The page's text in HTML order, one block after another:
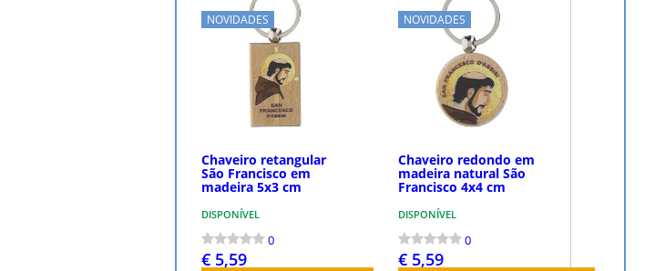
NOVIDADES
Chaveiro retangular
São Francisco em
madeira 5x3 cm
DISPONÍVEL
0
€ 5,59
NOVIDADES
Chaveiro redondo em
madeira natural São
Francisco 4x4 cm
DISPONÍVEL
0
€ 5,59